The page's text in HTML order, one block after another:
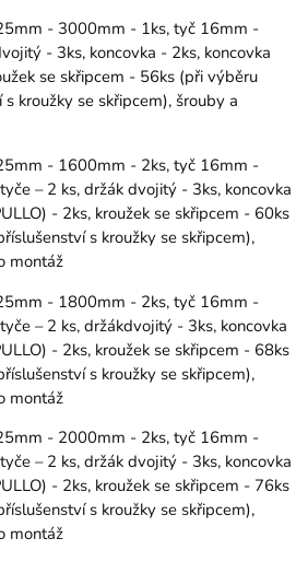
- 3000mm - 1ks, tyč 16mm -
- 3ks, koncovka - 2ks, koncovka
se skřipcem - 56ks (při výběru
kroužky se skřipcem), šrouby a
- 1600mm - 2ks, tyč 16mm -
– 2 ks, držák dvojitý - 3ks, koncovka
- 2ks, kroužek se skřipcem - 60ks
s kroužky se skřipcem),
montáž
- 1800mm - 2ks, tyč 16mm -
– 2 ks, držákdvojitý - 3ks, koncovka
- 2ks, kroužek se skřipcem - 68ks
s kroužky se skřipcem),
montáž
- 2000mm - 2ks, tyč 16mm -
– 2 ks, držák dvojitý - 3ks, koncovka
- 2ks, kroužek se skřipcem - 76ks
s kroužky se skřipcem),
montáž